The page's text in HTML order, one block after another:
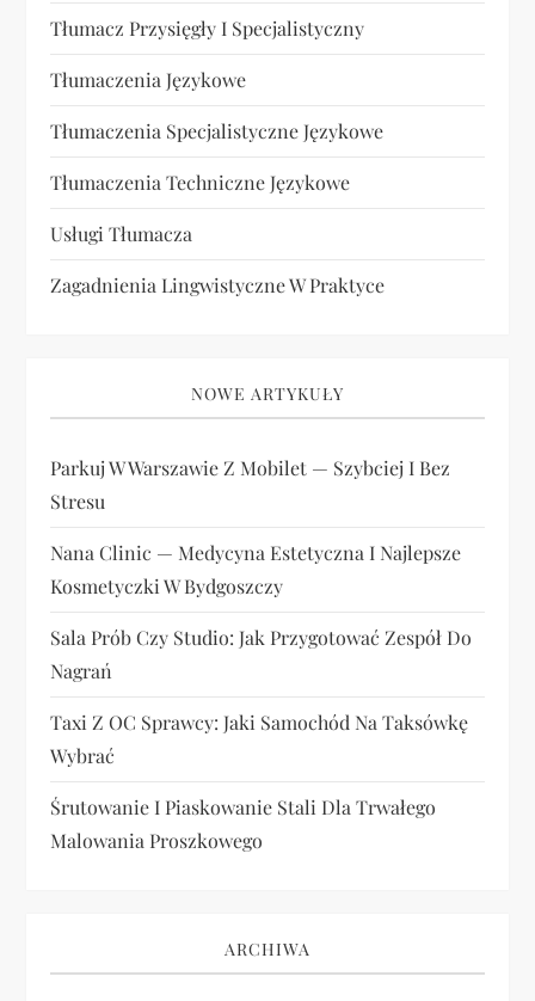
Tłumacz Przysięgły I Specjalistyczny
Tłumaczenia Językowe
Tłumaczenia Specjalistyczne Językowe
Tłumaczenia Techniczne Językowe
Usługi Tłumacza
Zagadnienia Lingwistyczne W Praktyce
NOWE ARTYKUŁY
Parkuj W Warszawie Z Mobilet — Szybciej I Bez
Stresu
Nana Clinic — Medycyna Estetyczna I Najlepsze
Kosmetyczki W Bydgoszczy
Sala Prób Czy Studio: Jak Przygotować Zespół Do
Nagrań
Taxi Z OC Sprawcy: Jaki Samochód Na Taksówkę
Wybrać
Śrutowanie I Piaskowanie Stali Dla Trwałego
Malowania Proszkowego
ARCHIWA